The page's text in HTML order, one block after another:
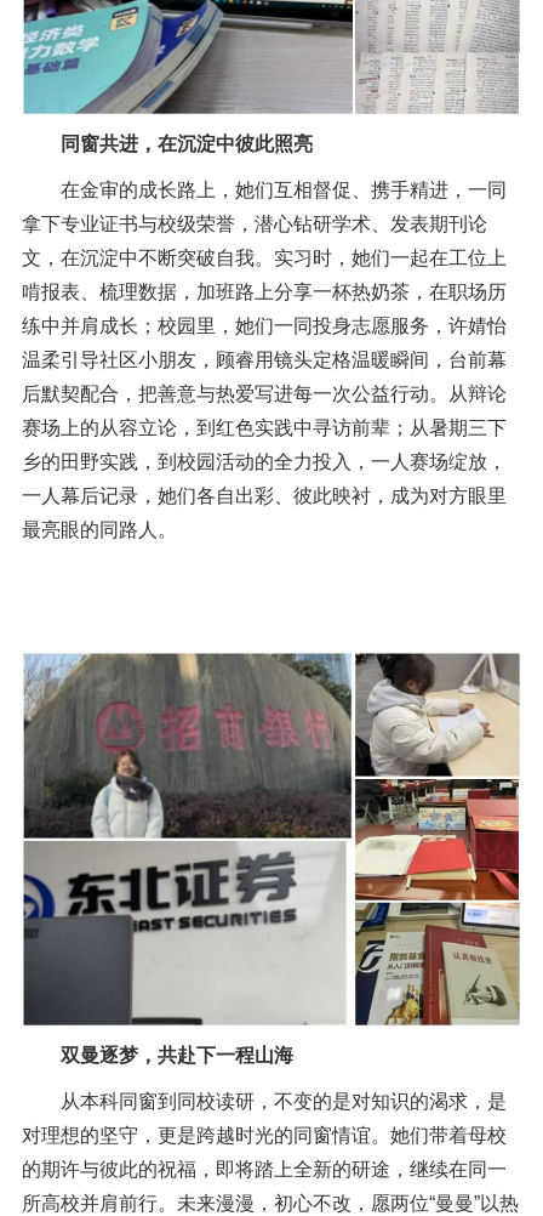
同窗共进，在沉淀中彼此照亮
在金审的成长路上，她们互相督促、携手精进，一同
拿下专业证书与校级荣誉，潜心钻研学术、发表期刊论
文，在沉淀中不断突破自我。实习时，她们一起在工位上
啃报表、梳理数据，加班路上分享一杯热奶茶，在职场历
练中并肩成长；校园里，她们一同投身志愿服务，许婧怡
温柔引导社区小朋友，顾睿用镜头定格温暖瞬间，台前幕
后默契配合，把善意与热爱写进每一次公益行动。从辩论
赛场上的从容立论，到红色实践中寻访前辈；从暑期三下
乡的田野实践，到校园活动的全力投入，一人赛场绽放，
一人幕后记录，她们各自出彩、彼此映衬，成为对方眼里
最亮眼的同路人。
双曼逐梦，共赴下一程山海
从本科同窗到同校读研，不变的是对知识的渴求，是
对理想的坚守，更是跨越时光的同窗情谊。她们带着母校
的期许与彼此的祝福，即将踏上全新的研途，继续在同一
所高校并肩前行。未来漫漫，初心不改，愿两位“曼曼”以热